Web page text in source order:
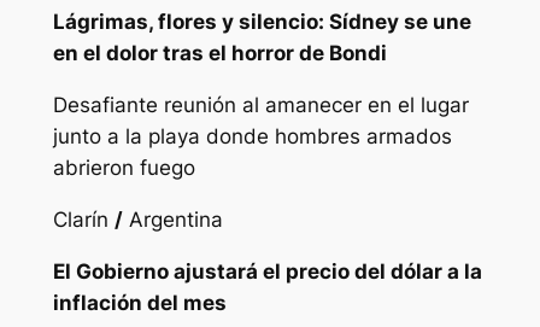
Lágrimas, flores y silencio: Sídney se une
en el dolor tras el horror de Bondi
Desafiante reunión al amanecer en el lugar
junto a la playa donde hombres armados
abrieron fuego
Clarín /Argentina
El Gobierno ajustará el precio del dólar a la
inflación del mes